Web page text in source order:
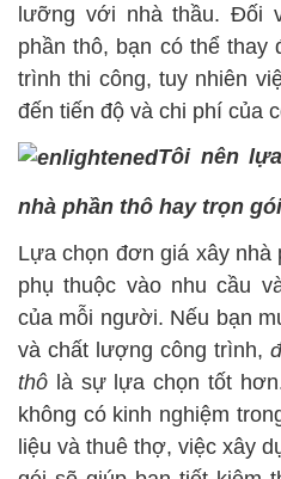
lưỡng với nhà thầu. Đối
phần thô, bạn có thể thay
trình thi công, tuy nhiên
đến tiến độ và chi phí của
Tôi nên
nhà phần thô hay trọn
Lựa chọn đơn giá xây nhà
phụ thuộc vào nhu cầu
của mỗi người. Nếu bạn
và chất lượng công trình,
thô là sự lựa chọn tốt
không có kinh nghiệm
liệu và thuê thợ, việc xây